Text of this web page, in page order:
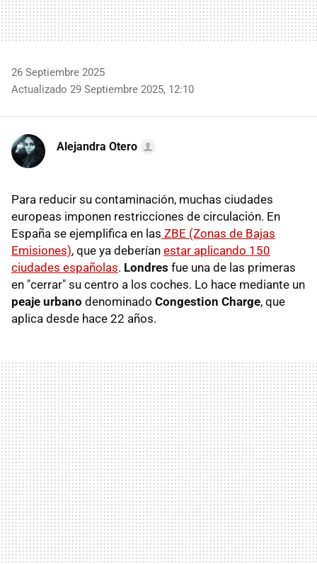
26 Septiembre 2025
Actualizado 29 Septiembre 2025, 12:10
Alejandra Otero
Para reducir su contaminación, muchas ciudades
europeas imponen restricciones de circulación. En
España se ejemplifica en las ZBE (Zonas de Bajas
Emisiones), que ya deberían estar aplicando 150
ciudades españolas. Londres fue una de las primeras
en "cerrar" su centro a los coches. Lo hace mediante un
peaje urbano denominado Congestion Charge, que
aplica desde hace 22 años.